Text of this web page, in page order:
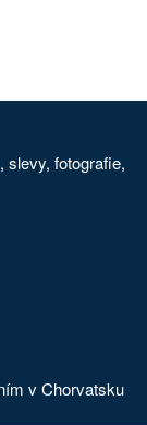
slevy, fotografie,
v Chorvatsku